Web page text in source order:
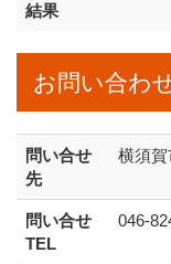
結果
お問い合わ
問い合せ
先
横須
問い合せ
TEL
046-